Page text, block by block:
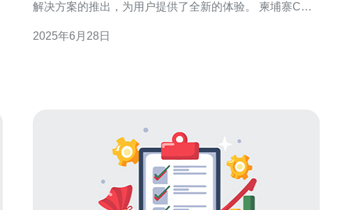
解决方案的推出，为用户提供了全新的体验。 柬埔寨CN2
网络传输路径，加速数据传输速度，提高网络连接质量，
2025年6月28日